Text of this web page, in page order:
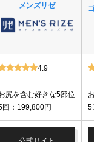
メンズリゼ ゴ
4.9
尻を含む好きな5部位
回：199,800円
お
5回